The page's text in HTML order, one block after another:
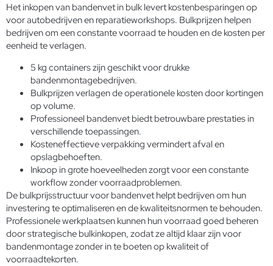
Het inkopen van bandenvet in bulk levert kostenbesparingen op
voor autobedrijven en reparatieworkshops. Bulkprijzen helpen
bedrijven om een constante voorraad te houden en de kosten per
eenheid te verlagen.
5 kg containers zijn geschikt voor drukke
bandenmontagebedrijven.
Bulkprijzen verlagen de operationele kosten door kortingen
op volume.
Professioneel bandenvet biedt betrouwbare prestaties in
verschillende toepassingen.
Kosteneffectieve verpakking vermindert afval en
opslagbehoeften.
Inkoop in grote hoeveelheden zorgt voor een constante
workflow zonder voorraadproblemen.
De bulkprijsstructuur voor bandenvet helpt bedrijven om hun
investering te optimaliseren en de kwaliteitsnormen te behouden.
Professionele werkplaatsen kunnen hun voorraad goed beheren
door strategische bulkinkopen, zodat ze altijd klaar zijn voor
bandenmontage zonder in te boeten op kwaliteit of
voorraadtekorten.